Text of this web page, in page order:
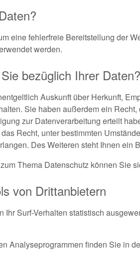
eine fehlerfreie Bereitstellung der
werden.
bezüglich Ihrer Daten?
Auskunft über Herkunft,
Sie haben außerdem ein
zur Datenverarbeitung erteilt
Recht, unter bestimmten
Des Weiteren steht Ihnen
Thema Datenschutz können Sie
von Drittanbietern
Ihr Surf-Verhalten statistisch
Analyseprogrammen finden Sie in